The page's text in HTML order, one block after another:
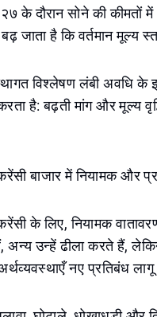
के दौरान सोने की कीमतों में
बढ़ जाता है कि वर्तमान मूल्य
विश्लेषण लंबी अवधि के
है: बढ़ती मांग और मूल्य
बाजार में नियामक और
के लिए, नियामक
उन्हें ढीला करते हैं,
नए प्रतिबंध लागू